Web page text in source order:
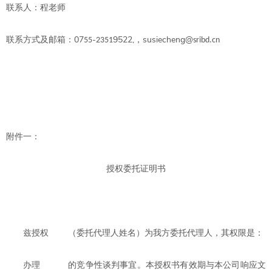
联系人： 程老师
联系方式及邮箱 ： 0755-23519522, ， susiecheng@sribd.cn
附件一：
授权委托证明书
兹授权 （委托代理人姓名）为我方委托代理人，其权限是：
办理
的竞争性谈判事宜。本授权书有效期与本公司响应文